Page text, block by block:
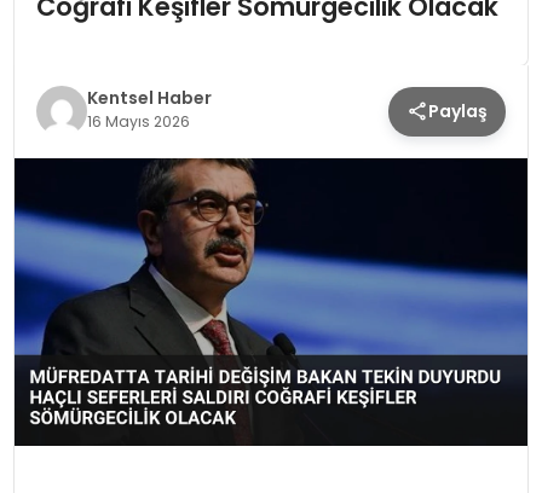
TEKNOLOJI
MAGAZIN
KÜLTÜR & SANAT
SPOR
SAĞLIK
Kentsel Haber
16 Mayıs 2026 Paylaş